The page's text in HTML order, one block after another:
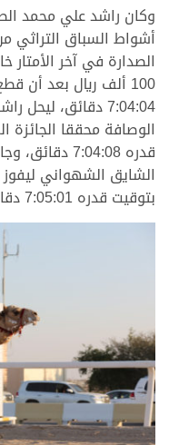
وكان راشد علي محمد
الصدارة في آخر الأمتار
7:04:04 دقائق،
قدره 7:04:08
بتوقيت قدره 7:05:01 دقائق.